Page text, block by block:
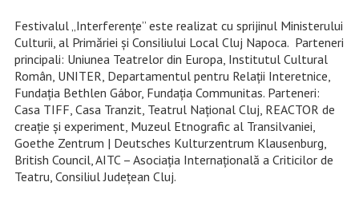
Festivalul „Interferențe” este realizat cu sprijinul Ministerului
Culturii, al Primăriei și Consiliului Local Cluj Napoca. Parteneri
principali: Uniunea Teatrelor din Europa, Institutul Cultural
Român, UNITER, Departamentul pentru Relații Interetnice,
Fundația Bethlen Gábor, Fundația Communitas. Parteneri:
Casa TIFF, Casa Tranzit, Teatrul Național Cluj, REACTOR de
creație și experiment, Muzeul Etnografic al Transilvaniei,
Goethe Zentrum | Deutsches Kulturzentrum Klausenburg,
British Council, AITC – Asociația Internațională a Criticilor de
Teatru, Consiliul Județean Cluj.